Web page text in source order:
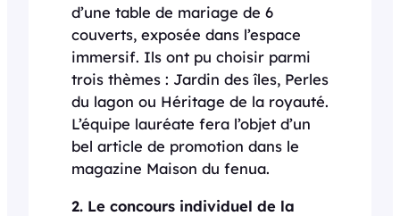
d’une table de mariage de 6
couverts, exposée dans l’espace
immersif. Ils ont pu choisir parmi
trois thèmes : Jardin des îles, Perles
du lagon ou Héritage de la royauté.
L’équipe lauréate fera l’objet d’un
bel article de promotion dans le
magazine Maison du fenua.
2. Le concours individuel de la